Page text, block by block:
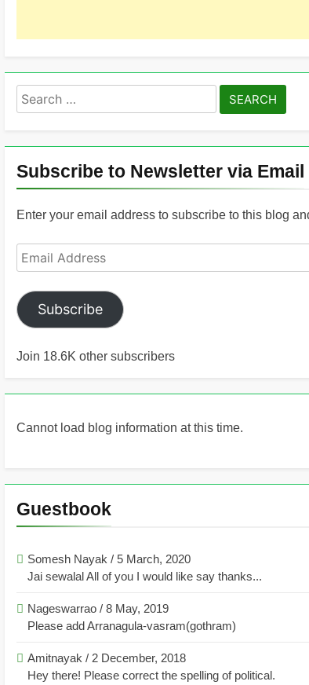
Search
for:
Subscribe to Newsletter via Email
Enter your email address to subscribe to this blog
Email
Address
Subscribe
Join 18.6K other subscribers
Cannot load blog information at this time.
Guestbook
Somesh Nayak / 5 March, 2020
Jai sewalal All of you I would like say thanks...
Nageswarrao / 8 May, 2019
Please add Arranagula-vasram(gothram)
Amitnayak / 2 December, 2018
Hey there! Please correct the spelling of political.